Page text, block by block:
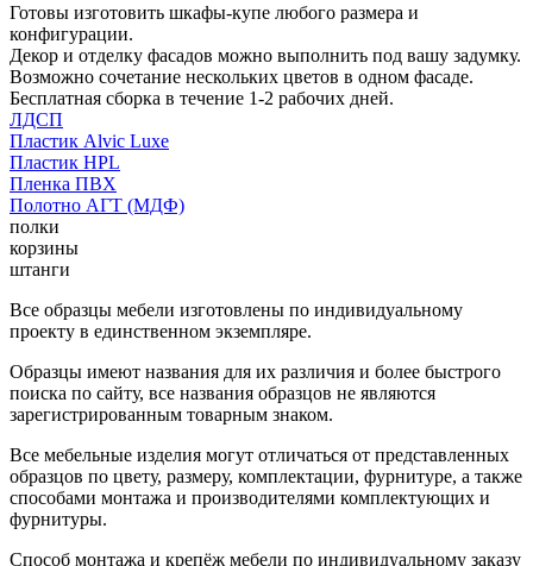
Готовы изготовить шкафы-купе любого размера и
конфигурации.
Декор и отделку фасадов можно выполнить под вашу задумку.
Возможно сочетание нескольких цветов в одном фасаде.
Бесплатная сборка в течение 1-2 рабочих дней.
ЛДСП
Пластик Alvic Luxe
Пластик HPL
Пленка ПВХ
Полотно АГТ (МДФ)
полки
корзины
штанги
Все образцы мебели изготовлены по индивидуальному
проекту в единственном экземпляре.
Образцы имеют названия для их различия и более быстрого
поиска по сайту, все названия образцов не являются
зарегистрированным товарным знаком.
Все мебельные изделия могут отличаться от представленных
образцов по цвету, размеру, комплектации, фурнитуре, а также
способами монтажа и производителями комплектующих и
фурнитуры.
Способ монтажа и крепёж мебели по индивидуальному заказу